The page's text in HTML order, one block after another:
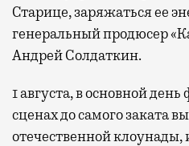
Старице, заряжаться ее
генеральный продюсер
Андрей Солдаткин.
1 августа, в основной
сценах до самого заката
отечественной